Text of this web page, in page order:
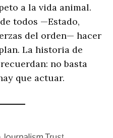
a la vida animal.
todos —Estado,
del orden— hacer
La historia de
no basta
que actuar.